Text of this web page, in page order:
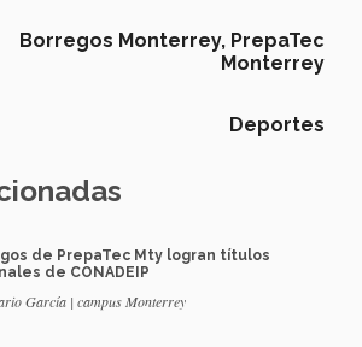
Borregos Monterrey, PrepaTec
Monterrey
Deportes
de PrepaTec Mty logran títulos
de CONADEIP
García | campus Monterrey